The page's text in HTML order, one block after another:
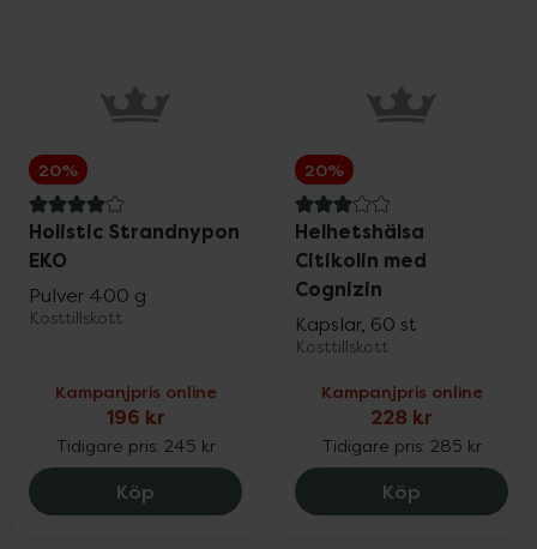
20%
4 av 5 i omdöme
Holistic Strandnypon
EKO
Pulver 400 g
Kosttillskott
Kampanjpris online
196 kr
Tidigare pris: 245 kr
Köp Holistic Strandnypon EKO, 196 kr.
20%
3 av 5 i omdöme
Helhetshälsa
Citikolin med
Cognizin
Kapslar, 60 st
Kosttillskott
Kampanjpris online
228 kr
Tidigare pris: 285 kr
Köp